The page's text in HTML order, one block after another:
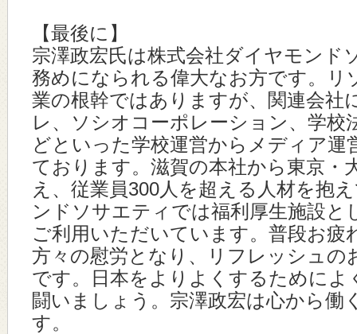
【最後に】
宗澤政宏氏は株式会社ダイヤモンド
務めになられる偉大なお方です。リ
業の根幹ではありますが、関連会社
レ、ソシオコーポレーション、学校
どといった学校運営からメディア運
ております。滋賀の本社から東京・
え、従業員300人を超える人材を抱
ンドソサエティでは福利厚生施設と
ご利用いただいています。普段お疲
方々の慰労となり、リフレッシュの
です。日本をよりよくするためによ
闘いましょう。宗澤政宏は心から働
す。